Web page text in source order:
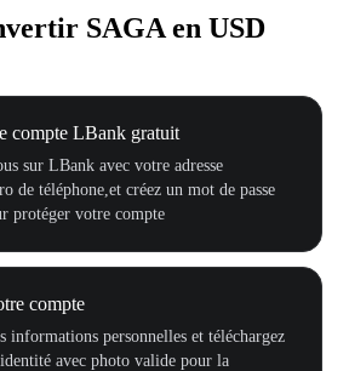
SAGA en USD
compte LBank gratuit
sur LBank avec votre adresse
de téléphone,et créez un mot de passe
protéger votre compte
compte
informations personnelles et téléchargez
avec photo valide pour la